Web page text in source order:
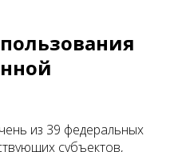
из 39 федеральных
субъектов,